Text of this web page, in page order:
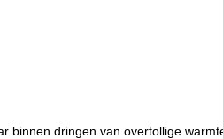
binnen dringen van overtollige